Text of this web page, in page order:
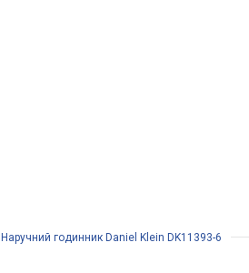
Наручний годинник Daniel Klein DK11393-6